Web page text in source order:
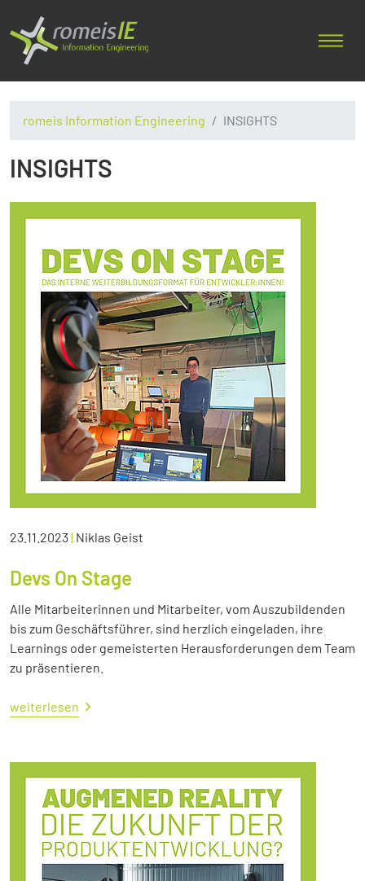
romeis Information Engineering INSIGHTS
INSIGHTS
23.11.2023| Niklas Geist
Devs On Stage
Alle Mitarbeiterinnen und Mitarbeiter, vom Auszubildenden
bis zum Geschäftsführer, sind herzlich eingeladen, ihre
Learnings oder gemeisterten Herausforderungen dem Team
zu präsentieren.
weiterlesen